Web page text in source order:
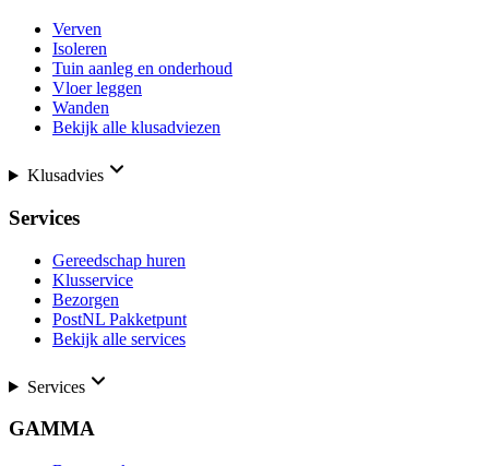
Verven
Isoleren
Tuin aanleg en onderhoud
Vloer leggen
Wanden
Bekijk alle klusadviezen
Klusadvies
Services
Gereedschap huren
Klusservice
Bezorgen
PostNL Pakketpunt
Bekijk alle services
Services
GAMMA